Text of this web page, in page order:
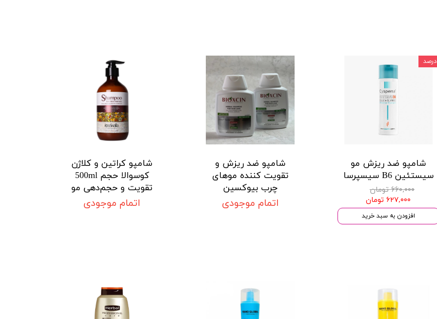
شامپو ضد ریزش مو
سیستئین B6 سیسپرسا
۶۶۰,۰۰۰ تومان
۶۲۷,۰۰۰ تومان
افزودن به سبد خرید
شامپو ضد ریزش و
تقویت کننده موهای
چرب بیوکسین
اتمام موجودی
شامپو کراتین و کلاژن
کوسوالا حجم 500ml
تقویت و حجم‌دهی مو
اتمام موجودی